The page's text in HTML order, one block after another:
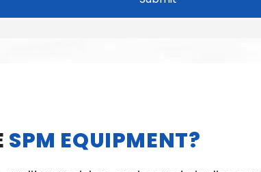
SPM EQUIPMENT?